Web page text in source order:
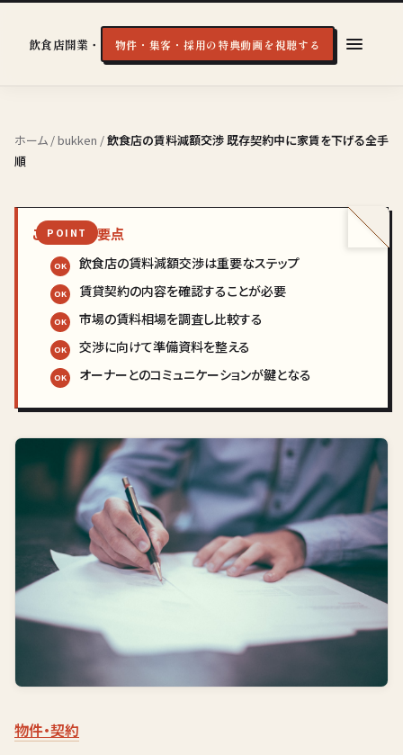
飲食店開業・経営の実戦知識物件・集客・採用の特典動画を視聴する
ホーム /bukken /飲食店の賃料減額交渉 既存契約中に家賃を下げる全手
順
この記事の要点
飲食店の賃料減額交渉は重要なステップ
賃貸契約の内容を確認することが必要
市場の賃料相場を調査し比較する
交渉に向けて準備資料を整える
オーナーとのコミュニケーションが鍵となる
物件・契約